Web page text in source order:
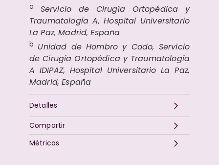
a
Servicio de Cirugía Ortopédica y
Traumatología A, Hospital Universitario
La Paz, Madrid, España
b Unidad de Hombro y Codo, Servicio
de Cirugía Ortopédica y Traumatología
A IDIPAZ, Hospital Universitario La Paz,
Madrid, España
Detalles
Métricas
Compartir